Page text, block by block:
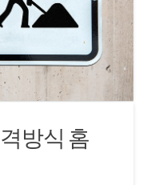
방식 홈